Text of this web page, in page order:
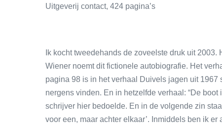
Uitgeverij contact, 424 pagina’s
Ik kocht tweedehands de zoveelste druk uit
Wiener noemt dit fictionele autobiografie. Het
pagina 98 is in het verhaal Duivels jagen uit 1967
nergens vinden. En in hetzelfde verhaal: “De
schrijver hier bedoelde. En in de volgende zin
voor een, maar achter elkaar’. Inmiddels ben ik er